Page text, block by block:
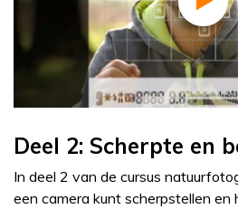
Deel 2: Scherpte en
In deel 2 van de cursus
een camera kunt scherpstellen en